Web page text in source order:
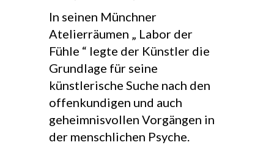
In seinen Münchner
Atelierräumen „ Labor der
Fühle “ legte der Künstler die
Grundlage für seine
künstlerische Suche nach den
offenkundigen und auch
geheimnisvollen Vorgängen in
der menschlichen Psyche.